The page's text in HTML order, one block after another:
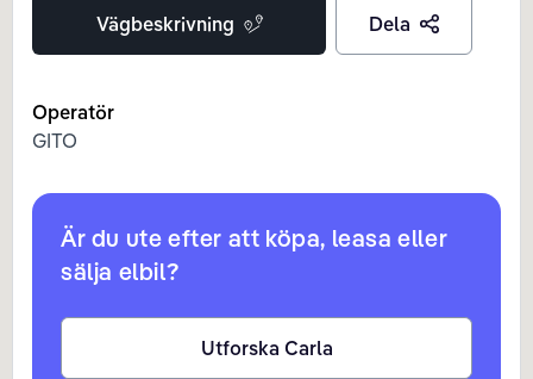
Vägbeskrivning Dela
Operatör
GITO
Är du ute efter att köpa, leasa eller
sälja elbil?
Utforska Carla